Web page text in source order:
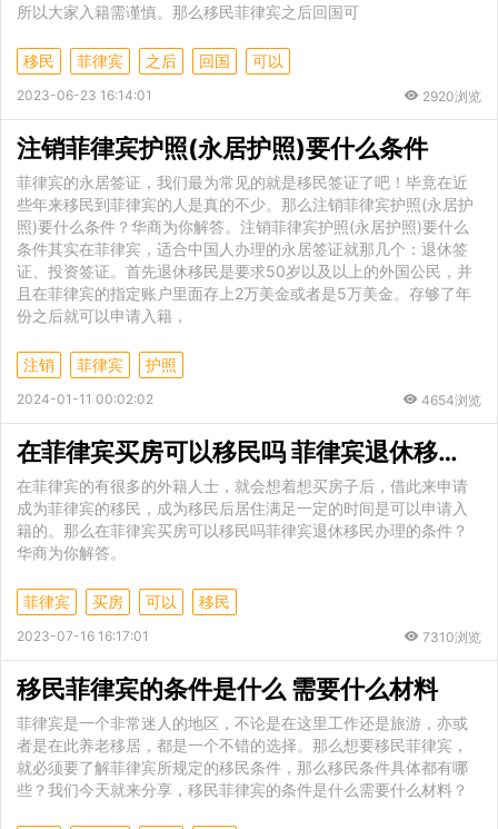
所以大家入籍需谨慎。那么移民菲律宾之后回国可
移民 菲律宾 之后 回国 可以
2023-06-23 16:14:01 2920浏览
注销菲律宾护照(永居护照)要什么条件
菲律宾的永居签证，我们最为常见的就是移民签证了吧！毕竟在近
些年来移民到菲律宾的人是真的不少。那么注销菲律宾护照(永居护
照)要什么条件？华商为你解答。注销菲律宾护照(永居护照)要什么
条件其实在菲律宾，适合中国人办理的永居签证就那几个：退休签
证、投资签证。首先退休移民是要求50岁以及以上的外国公民，并
且在菲律宾的指定账户里面存上2万美金或者是5万美金。存够了年
份之后就可以申请入籍，
注销 菲律宾 护照
2024-01-11 00:02:02 4654浏览
在菲律宾买房可以移民吗 菲律宾退休移民办理的条件
在菲律宾的有很多的外籍人士，就会想着想买房子后，借此来申请
成为菲律宾的移民，成为移民后居住满足一定的时间是可以申请入
籍的。那么在菲律宾买房可以移民吗菲律宾退休移民办理的条件？
华商为你解答。
菲律宾 买房 可以 移民
2023-07-16 16:17:01 7310浏览
移民菲律宾的条件是什么 需要什么材料
菲律宾是一个非常迷人的地区，不论是在这里工作还是旅游，亦或
者是在此养老移居，都是一个不错的选择。那么想要移民菲律宾，
就必须要了解菲律宾所规定的移民条件，那么移民条件具体都有哪
些？我们今天就来分享，移民菲律宾的条件是什么需要什么材料？